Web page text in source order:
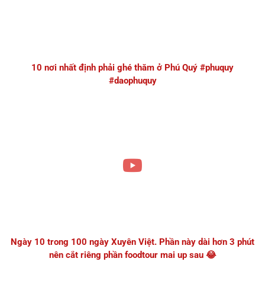
10 nơi nhất định phải ghé thăm ở Phú Quý #phuquy
#daophuquy
Ngày 10 trong 100 ngày Xuyên Việt. Phần này dài hơn 3 phút
nên cắt riêng phần foodtour mai up sau 😂